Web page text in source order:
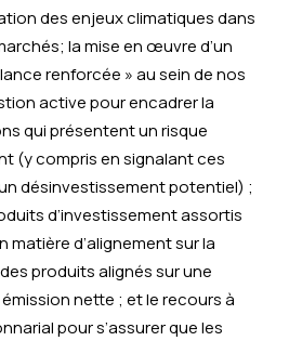
des enjeux climatiques dans
la mise en œuvre d’un
renforcée » au sein de nos
active pour encadrer la
qui présentent un risque
(y compris en signalant ces
désinvestissement potentiel) ;
d’investissement assortis
matière d’alignement sur la
produits alignés sur une
nette ; et le recours à
pour s’assurer que les